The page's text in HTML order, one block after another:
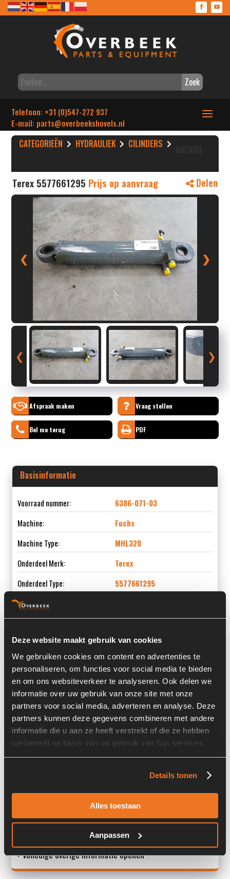
Deze website maakt gebruik van cookies
We gebruiken cookies om content en advertenties te
personaliseren, om functies voor social media te bieden
en om ons websiteverkeer te analyseren. Ook delen we
informatie over uw gebruik van onze site met onze
partners voor social media, adverteren en analyse. Deze
partners kunnen deze gegevens combineren met andere
informatie die u aan ze heeft verstrekt of die ze hebben
verzameld op basis van uw gebruik van hun services.
Details tonen
Alles toestaan
Aanpassen
Zoek
Telefoon: +31 (0)547-272 937
E-mail: parts@overbeekshovels.nl
CATEGORIEËN HYDRAULIEK CILINDERS
Terex 5577661295 Prijs op aanvraag Delen
❮ ❯
❮ ❯
Afspraak maken Vraag stellen
Bel me terug PDF
Basisinformatie
Voorraad nummer:
6386-071-03
Machine:
Fuchs
Machine Type:
MHL320
Onderdeel Merk:
Terex
Onderdeel Type:
5577661295
Onderdeel nummer:
Informatie
Past op de volgende machines:
Fuchs MHL 320
Land:
Nederland
Overige informatie
Type 1: 5577661295
S/N: -
+ Volledige overige informatie openen